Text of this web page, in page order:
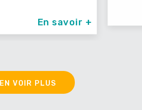
En savoir +
EN VOIR PLUS